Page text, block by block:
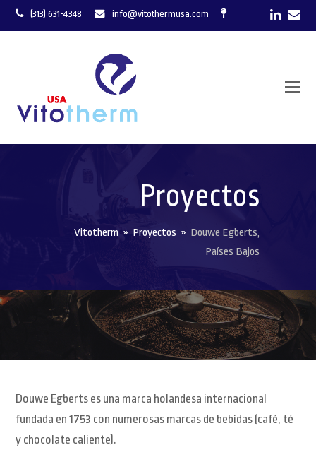
(313) 631-4348 info@vitothermusa.com
Proyectos
Vitotherm » Proyectos » Douwe Egberts,
Países Bajos
Douwe Egberts es una marca holandesa internacional
fundada en 1753 con numerosas marcas de bebidas (café, té
y chocolate caliente).